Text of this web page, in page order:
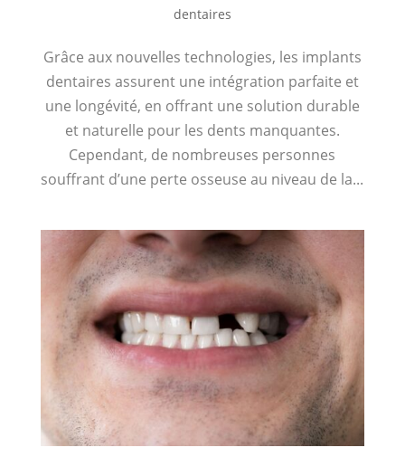
dentaires
Grâce aux nouvelles technologies, les implants
dentaires assurent une intégration parfaite et
une longévité, en offrant une solution durable
et naturelle pour les dents manquantes.
Cependant, de nombreuses personnes
souffrant d’une perte osseuse au niveau de la...